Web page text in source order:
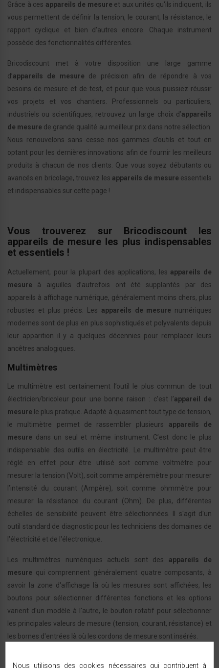
Grâce à ces appareils de mesure et aux unités qu'ils indiquent, ils
vous permettent de définir la tension, le courant, la résistance, le
rapport cyclique et bien d'autres encore. Chaque instrument
possède des fonctionnalités différentes.
Bricodiscount met à votre disposition une large gamme
d’appareils de mesure de précision afin de répondre à vos
besoins de mesure et de test, et pour que vous puissiez réussir
vos projets et vos chantiers. Professionnels ou particuliers,
industriels ou scientifiques, retrouvez un large choix d’appareils
de mesure de grande qualité au meilleur prix dans notre sélection.
Nous renouvelons sans cesse nos gammes d’outils et tout en
optant pour les dernières innovations afin de fournir les meilleurs
produits à chacun de nos clients. Que vous soyez débutants ou
avancés en bricolage, trouvez les appareils de mesure essentiels
et indispensables sur cette page !
Vous trouverez sur Bricodiscount les
appareils de mesure les plus indispensables
et essentiels !
Actuellement, pour la plupart des applications, les appareils de
mesure à aiguilles d’autrefois ont été supplantés par des
appareils à affichage numérique, généralement moins chers, plus
robustes et plus précis. Les appareils de mesure numériques
modernes sont de plus en plus sophistiqués et polyvalents depuis
leur apparition il y a quelques décennies pour remplacer leurs
ancêtres analogiques.
Multimètres
Le multimètre est certainement l’outil le plus commun de tout
électricien/bricoleur pour une bonne raison : c’est l’appareil de
mesure le plus pratique. Adapté à quasiment tout type de tension,
le multimètre permet de rassembler plusieurs appareils de
mesure dans un seul et même instrument. C’est donc le plus
indispensable des outils en électricité. Le multimètre peut être
réglé en effet pour être utilisé soit comme voltmètre pour
mesurer la tension (Volt), soit comme ampèremètre pour mesurer
l’intensité du courant (Ampère), soit comme ohmmètre pour
mesurer la résistance du courant (Ohm). De plus, différentes
échelles de sensibilité peuvent être sélectionnées. Il s'agit d'un
outil standard de diagnostic pour les techniciens des domaines de
l'électricité et de l'électronique.
Les multimètres numériques actuels sont des appareils de
mesure qui comprennent généralement quatre composants, à
savoir la zone d'affichage là où les mesures sont affichées, les
boutons pour sélectionner différentes fonctions et les options
varient d'un modèle à l'autre, le bouton rotatif pour sélectionner
les principales valeurs de mesure (tension, courant, résistance) et
les bornes d'entrées là où les cordons de mesure sont insérés.
Nous utilisons des cookies nécessaires qui contribuent à